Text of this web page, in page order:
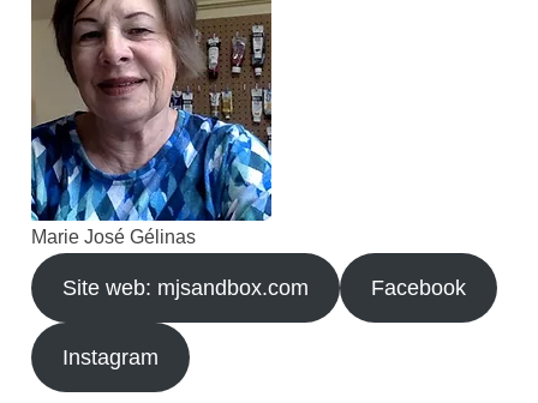
Marie José Gélinas
Site web: mjsandbox.com Facebook
Instagram